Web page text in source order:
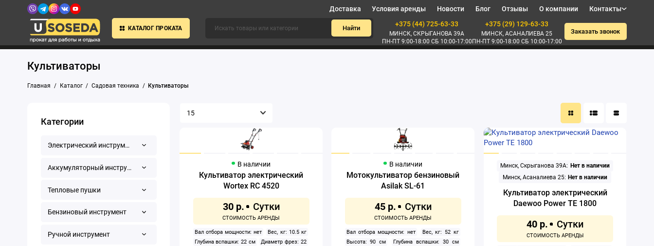
Доставка Условия аренды Новости Блог Отзывы О компании Контакты
КАТАЛОГ ПРОКАТА Найти
+375 (44) 725-63-33
МИНСК, СКРЫГАНОВА 39А
ПН-ПТ 9:00-18:00 СБ 10:00-17:00
+375 (29) 129-63-33
МИНСК, АСАНАЛИЕВА 25
ПН-ПТ 9:00-18:00 СБ 10:00-17:00
Заказать звонок
Культиваторы
Главная Каталог Садовая техника Культиваторы
Категории
Электрический инструмент
Аккумуляторный инструмент
Тепловые пушки
Бензиновый инструмент
Ручной инструмент
В наличии
Культиватор электрический
Wortex RC 4520
30 р.
Вал отбора мощности: нет
Вес, кг: 10.5 кг
Глубина вспашки: 22 см
Диаметр фрез: 22
В наличии
Мотокультиватор бензиновый
Asilak SL-61
45 р.
Вал отбора мощности: нет
Вес, кг: 52 кг
Высота: 90 см
Глубина вспашки: 30 см
Минск, Скрыганова 39А: Нет в наличии
Минск, Асаналиева 25: Нет в наличии
Культиватор электрический
Daewoo Power TE 1800
40 р.